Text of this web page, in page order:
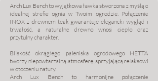
Arch Lux Bench to wyjątkowa ławka stworzona z myślą o
idealnej strefie ognia w Twoim ogrodzie. Połączenie
INOX z drewnem teak gwarantuje elegancki wygląd i
trwałość, a naturalne drewno wnosi ciepło oraz
przytulny charakter.
Bliskość okrągłego paleniska ogrodowego HETTA
tworzy niepowtarzalną atmosferę, sprzyjającą relaksowi
w otoczeniu natury.
Arch Lux Bench to harmonijne połączenie